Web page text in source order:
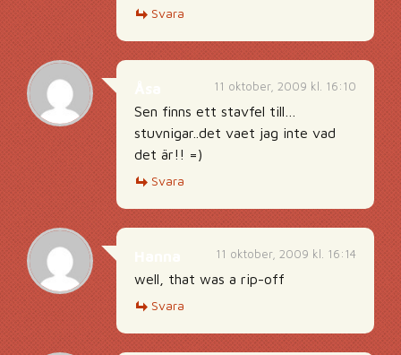
Svara
11 oktober, 2009 kl. 16:10
Sen finns ett stavfel till…
stuvnigar..det vaet jag inte vad
det är!! =)
Svara
11 oktober, 2009 kl. 16:14
well, that was a rip-off
Svara